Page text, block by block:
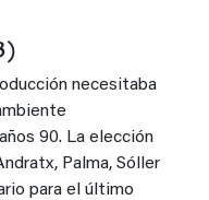
necesitaba
90. La elección
Palma, Sóller
para el último